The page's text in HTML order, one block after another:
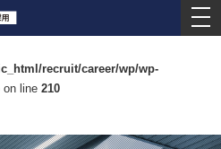
is equivalent to "break". Did you mean
recruit/career/wp/wp-
on line 210